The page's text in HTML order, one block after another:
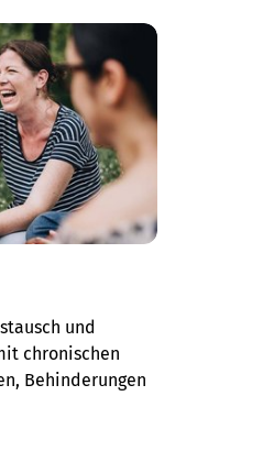
und
chronischen
Behinderungen